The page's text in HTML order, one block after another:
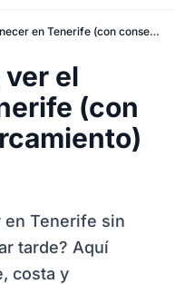
Top 5 sitios para ver el amanecer en Tenerife (con consejos de aparcamiento)
el
(con
en Tenerife sin
tarde? Aquí
costa y